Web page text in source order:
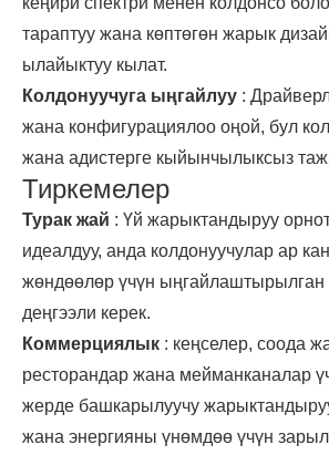
тараптуу жана көптөгөн жарык
ылайыктуу кылат.
Колдонуучуга ыңгайлуу :
жана конфигурациялоо оңой, бул
жана адистерге кыйынчылыксыз
Тиркемелер
Турак жай : Үй жарыктандыруу
идеалдуу, анда колдонуучулар ар
жөндөөлөр үчүн
деңгээли керек.
Коммерциялык : кеңселер, соода
ресторандар жана мейманканалар
жерде башкарылуучу
жана энергияны үнөмдөө үчүн